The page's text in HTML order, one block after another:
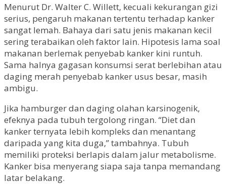
Menurut Dr. Walter C. Willett, kecuali kekurangan gizi
serius, pengaruh makanan tertentu terhadap kanker
sangat lemah. Bahaya dari satu jenis makanan kecil
sering terabaikan oleh faktor lain. Hipotesis lama soal
makanan berlemak penyebab kanker kini runtuh.
Sama halnya gagasan konsumsi serat berlebihan atau
daging merah penyebab kanker usus besar, masih
ambigu.
Jika hamburger dan daging olahan karsinogenik,
efeknya pada tubuh tergolong ringan. “Diet dan
kanker ternyata lebih kompleks dan menantang
daripada yang kita duga,” tambahnya. Tubuh
memiliki proteksi berlapis dalam jalur metabolisme.
Kanker bisa menyerang siapa saja tanpa memandang
latar belakang.